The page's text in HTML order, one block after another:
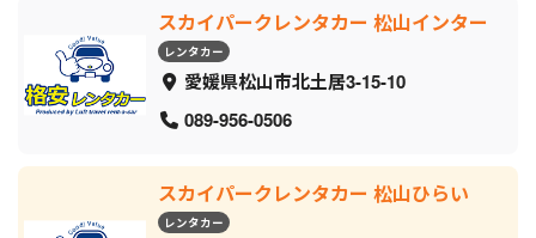
スカイパークレンタカー 松山インター
レンタカー
愛媛県松山市北土居3-15-10
089-956-0506
スカイパークレンタカー 松山ひらい
レンタカー